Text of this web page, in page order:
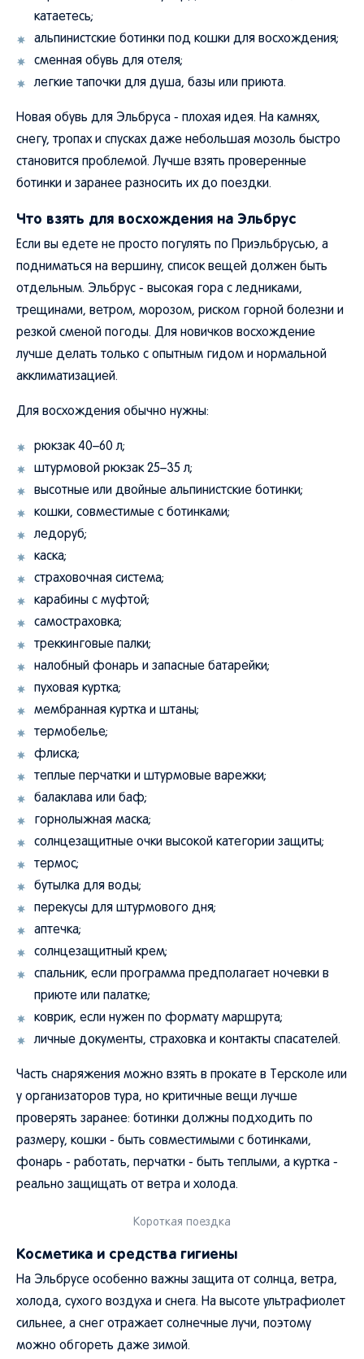
катаетесь;
альпинистские ботинки под кошки для восхождения;
сменная обувь для отеля;
легкие тапочки для душа, базы или приюта.
Новая обувь для Эльбруса - плохая идея. На камнях,
снегу, тропах и спусках даже небольшая мозоль быстро
становится проблемой. Лучше взять проверенные
ботинки и заранее разносить их до поездки.
Что взять для восхождения на Эльбрус
Если вы едете не просто погулять по Приэльбрусью, а
подниматься на вершину, список вещей должен быть
отдельным. Эльбрус - высокая гора с ледниками,
трещинами, ветром, морозом, риском горной болезни и
резкой сменой погоды. Для новичков восхождение
лучше делать только с опытным гидом и нормальной
акклиматизацией.
Для восхождения обычно нужны:
рюкзак 40–60 л;
штурмовой рюкзак 25–35 л;
высотные или двойные альпинистские ботинки;
кошки, совместимые с ботинками;
ледоруб;
каска;
страховочная система;
карабины с муфтой;
самостраховка;
треккинговые палки;
налобный фонарь и запасные батарейки;
пуховая куртка;
мембранная куртка и штаны;
термобелье;
флиска;
теплые перчатки и штурмовые варежки;
балаклава или баф;
горнолыжная маска;
солнцезащитные очки высокой категории защиты;
термос;
бутылка для воды;
перекусы для штурмового дня;
аптечка;
солнцезащитный крем;
спальник, если программа предполагает ночевки в
приюте или палатке;
коврик, если нужен по формату маршрута;
личные документы, страховка и контакты спасателей.
Часть снаряжения можно взять в прокате в Терсколе или
у организаторов тура, но критичные вещи лучше
проверять заранее: ботинки должны подходить по
размеру, кошки - быть совместимыми с ботинками,
фонарь - работать, перчатки - быть теплыми, а куртка -
реально защищать от ветра и холода.
Короткая поездка
Косметика и средства гигиены
На Эльбрусе особенно важны защита от солнца, ветра,
холода, сухого воздуха и снега. На высоте ультрафиолет
сильнее, а снег отражает солнечные лучи, поэтому
можно обгореть даже зимой.